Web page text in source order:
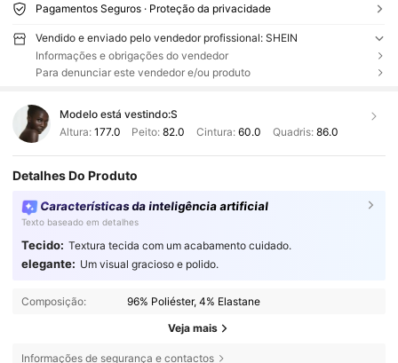
Pagamentos Seguros · Proteção da privacidade
Vendido e enviado pelo vendedor profissional: SHEIN
Informações e obrigações do vendedor
Para denunciar este vendedor e/ou produto
Modelo está vestindo:S
Altura: 177.0 Peito:82.0 Cintura: 60.0 Quadris: 86.0
Detalhes Do Produto
Características da inteligência artificial
Texto baseado em detalhes
Tecido: Textura tecida com um acabamento cuidado.
elegante: Um visual gracioso e polido.
Composição: 96% Poliéster, 4% Elastane
Veja mais
Informações de segurança e contactos